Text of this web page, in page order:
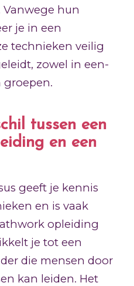
Vanwege hun
je in een
technieken veilig
zowel in een-
groepen.
tussen een
en een
geeft je kennis
en is vaak
opleiding
je tot een
die mensen door
kan leiden. Het